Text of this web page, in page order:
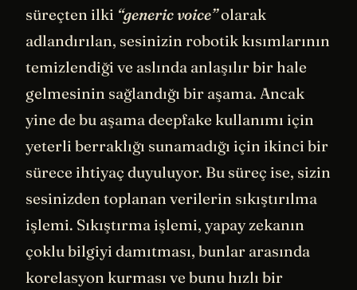
süreçten ilki “generic voice”olarak
adlandırılan, sesinizin robotik kısımlarının
temizlendiği ve aslında anlaşılır bir hale
gelmesinin sağlandığı bir aşama. Ancak
yine de bu aşama deepfake kullanımı için
yeterli berraklığı sunamadığı için ikinci bir
sürece ihtiyaç duyuluyor. Bu süreç ise, sizin
sesinizden toplanan verilerin sıkıştırılma
işlemi. Sıkıştırma işlemi, yapay zekanın
çoklu bilgiyi damıtması, bunlar arasında
korelasyon kurması ve bunu hızlı bir